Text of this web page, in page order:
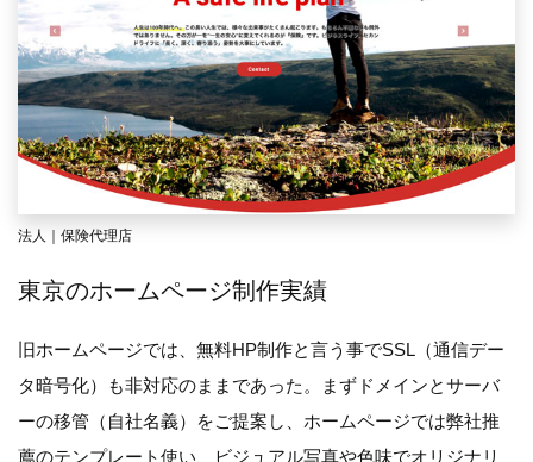
法人｜保険代理店
東京のホームページ制作実績
旧ホームページでは、無料HP制作と言う事でSSL（通信デー
タ暗号化）も非対応のままであった。まずドメインとサーバ
ーの移管（自社名義）をご提案し、ホームページでは弊社推
薦のテンプレート使い、ビジュアル写真や色味でオリジナリ